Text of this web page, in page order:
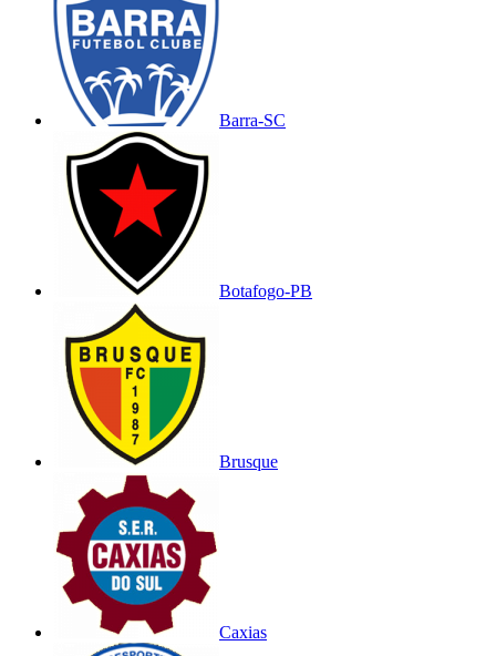
Barra-SC
Botafogo-PB
Brusque
Caxias